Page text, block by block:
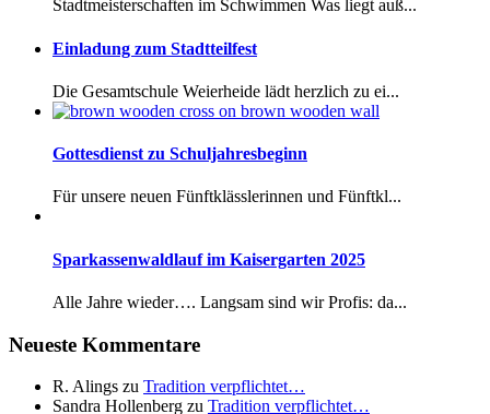
Stadtmeisterschaften im Schwimmen Was liegt auß...
Einladung zum Stadtteilfest
Die Gesamtschule Weierheide lädt herzlich zu ei...
Gottesdienst zu Schuljahresbeginn
Für unsere neuen Fünftklässlerinnen und Fünftkl...
Sparkassenwaldlauf im Kaisergarten 2025
Alle Jahre wieder…. Langsam sind wir Profis: da...
Neueste Kommentare
R. Alings zu Tradition verpflichtet…
Sandra Hollenberg zu Tradition verpflichtet…